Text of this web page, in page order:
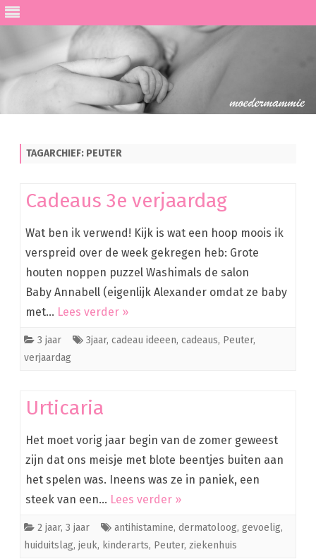
TAGARCHIEF: PEUTER
Cadeaus 3e verjaardag
Wat ben ik verwend! Kijk is wat een hoop moois ik
verspreid over de week gekregen heb: Grote
houten noppen puzzel Washimals de salon
Baby Annabell (eigenlijk Alexander omdat ze baby
met… Lees verder »
3 jaar 3jaar, cadeau ideeen, cadeaus, Peuter,
verjaardag
Urticaria
Het moet vorig jaar begin van de zomer geweest
zijn dat ons meisje met blote beentjes buiten aan
het spelen was. Ineens was ze in paniek, een
steek van een… Lees verder »
2 jaar, 3 jaar antihistamine, dermatoloog, gevoelig,
huiduitslag, jeuk, kinderarts, Peuter, ziekenhuis